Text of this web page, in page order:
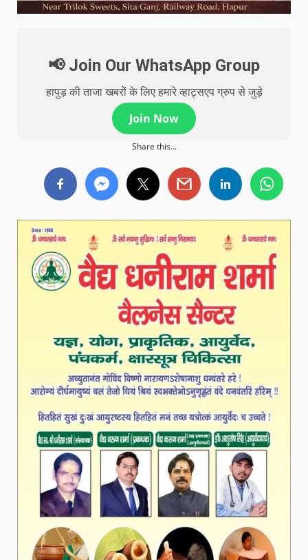
📢 Join Our WhatsApp Group
हापुड़ की ताजा खबरों के लिए हमारे व्हाट्सएप ग्रुप से जुड़े
Join Now
Share this...